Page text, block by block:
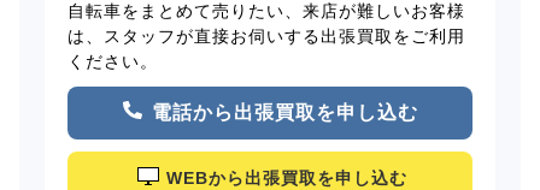
自転車をまとめて売りたい、来店が難しいお客様
は、スタッフが直接お伺いする出張買取をご利用
ください。
電話から出張買取を申し込む
WEBから出張買取を申し込む